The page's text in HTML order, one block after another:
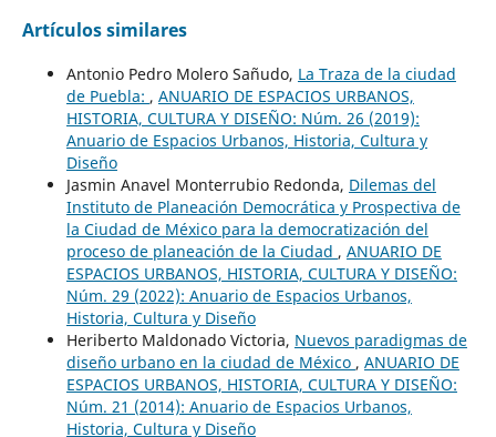
Artículos similares
Antonio Pedro Molero Sañudo, La Traza de la ciudad
de Puebla: , ANUARIO DE ESPACIOS URBANOS,
HISTORIA, CULTURA Y DISEÑO: Núm. 26 (2019):
Anuario de Espacios Urbanos, Historia, Cultura y
Diseño
Jasmin Anavel Monterrubio Redonda, Dilemas del
Instituto de Planeación Democrática y Prospectiva de
la Ciudad de México para la democratización del
proceso de planeación de la Ciudad , ANUARIO DE
ESPACIOS URBANOS, HISTORIA, CULTURA Y DISEÑO:
Núm. 29 (2022): Anuario de Espacios Urbanos,
Historia, Cultura y Diseño
Heriberto Maldonado Victoria, Nuevos paradigmas de
diseño urbano en la ciudad de México , ANUARIO DE
ESPACIOS URBANOS, HISTORIA, CULTURA Y DISEÑO:
Núm. 21 (2014): Anuario de Espacios Urbanos,
Historia, Cultura y Diseño